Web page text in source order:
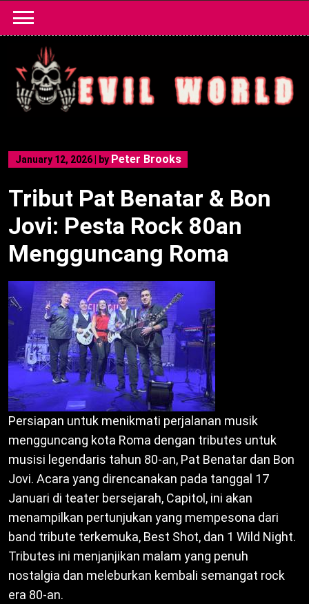
content
January 12, 2026 by Peter Brooks
Tribut Pat Benatar & Bon
Jovi: Pesta Rock 80an
Mengguncang Roma
Persiapan untuk menikmati perjalanan musik
mengguncang kota Roma dengan tributes untuk
musisi legendaris tahun 80-an, Pat Benatar dan Bon
Jovi. Acara yang direncanakan pada tanggal 17
Januari di teater bersejarah, Capitol, ini akan
menampilkan pertunjukan yang mempesona dari
band tribute terkemuka, Best Shot, dan 1 Wild Night.
Tributes ini menjanjikan malam yang penuh
nostalgia dan meleburkan kembali semangat rock
era 80-an.